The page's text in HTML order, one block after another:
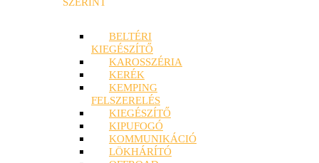
BELTÉRI
KIEGÉSZÍTŐ
KAROSSZÉRIA
KERÉK
KEMPING
FELSZERELÉS
KIEGÉSZÍTŐ
KIPUFOGÓ
KOMMUNIKÁCIÓ
LÖKHÁRÍTÓ